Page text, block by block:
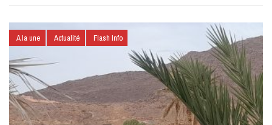
A la une Actualité Flash Info